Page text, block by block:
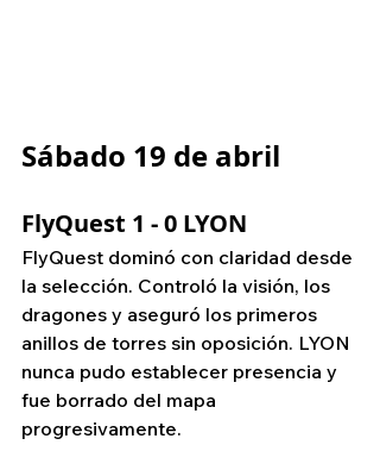
Sábado 19 de abril
FlyQuest 1 - 0 LYON
FlyQuest dominó con claridad desde
la selección. Controló la visión, los
dragones y aseguró los primeros
anillos de torres sin oposición. LYON
nunca pudo establecer presencia y
fue borrado del mapa
progresivamente.